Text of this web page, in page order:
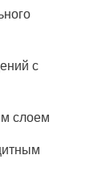
с
слоем